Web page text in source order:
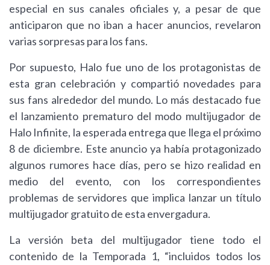
especial en sus canales oficiales y, a pesar de que
anticiparon que no iban a hacer anuncios, revelaron
varias sorpresas para los fans.
Por supuesto, Halo fue uno de los protagonistas de
esta gran celebración y compartió novedades para
sus fans alrededor del mundo. Lo más destacado fue
el lanzamiento prematuro del modo multijugador de
Halo Infinite, la esperada entrega que llega el próximo
8 de diciembre. Este anuncio ya había protagonizado
algunos rumores hace días, pero se hizo realidad en
medio del evento, con los correspondientes
problemas de servidores que implica lanzar un título
multijugador gratuito de esta envergadura.
La versión beta del multijugador tiene todo el
contenido de la Temporada 1, “incluidos todos los